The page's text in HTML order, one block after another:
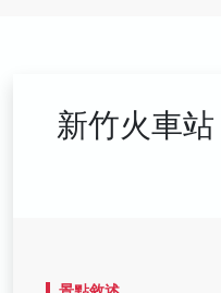
新竹火車